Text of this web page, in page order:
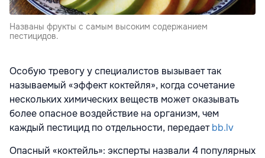
Названы фрукты с самым высоким содержанием
пестицидов.
Особую тревогу у специалистов вызывает так
называемый «эффект коктейля», когда сочетание
нескольких химических веществ может оказывать
более опасное воздействие на организм, чем
каждый пестицид по отдельности, передаетbb.lv
Опасный «коктейль»: эксперты назвали 4 популярных